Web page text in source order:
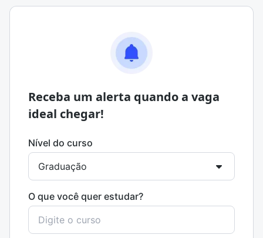
Receba um alerta quando a vaga
ideal chegar!
Nível do curso
O que você quer estudar?